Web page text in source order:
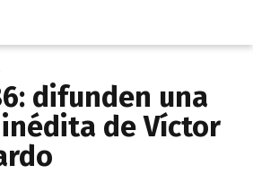
difunden una
de Víctor